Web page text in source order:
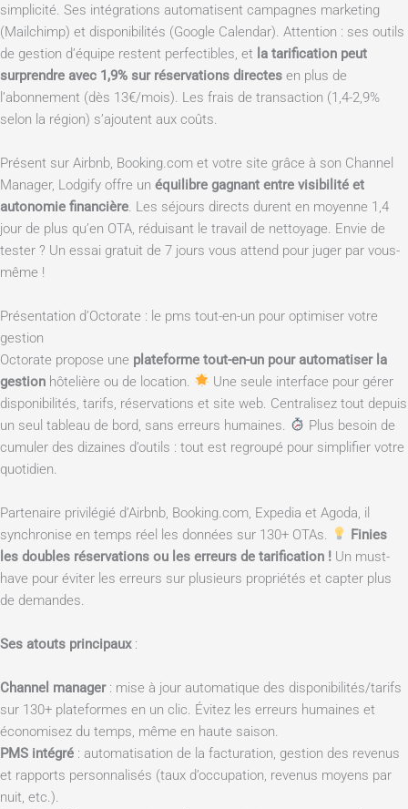
simplicité. Ses intégrations automatisent campagnes marketing
(Mailchimp) et disponibilités (Google Calendar). Attention : ses outils
de gestion d’équipe restent perfectibles, et la tarification peut
surprendre avec 1,9% sur réservations directes en plus de
l’abonnement (dès 13€/mois). Les frais de transaction (1,4-2,9%
selon la région) s’ajoutent aux coûts.
Présent sur Airbnb, Booking.com et votre site grâce à son Channel
Manager, Lodgify offre un équilibre gagnant entre visibilité et
autonomie financière . Les séjours directs durent en moyenne 1,4
jour de plus qu’en OTA, réduisant le travail de nettoyage. Envie de
tester ? Un essai gratuit de 7 jours vous attend pour juger par vous-
même !
Présentation d’Octorate : le pms tout-en-un pour optimiser votre
gestion
Octorate propose une plateforme tout-en-un pour automatiser la
gestion hôtelière ou de location.
Une seule interface pour gérer
disponibilités, tarifs, réservations et site web. Centralisez tout depuis
un seul tableau de bord, sans erreurs humaines.
Plus besoin de
cumuler des dizaines d’outils : tout est regroupé pour simplifier votre
quotidien.
Partenaire privilégié d’Airbnb, Booking.com, Expedia et Agoda, il
synchronise en temps réel les données sur 130+ OTAs.
Finies
les doubles réservations ou les erreurs de tarification ! Un must-
have pour éviter les erreurs sur plusieurs propriétés et capter plus
de demandes.
Ses atouts principaux:
Channel manager: mise à jour automatique des disponibilités/tarifs
sur 130+ plateformes en un clic. Évitez les erreurs humaines et
économisez du temps, même en haute saison.
PMS intégré : automatisation de la facturation, gestion des revenus
et rapports personnalisés (taux d’occupation, revenus moyens par
nuit, etc.).